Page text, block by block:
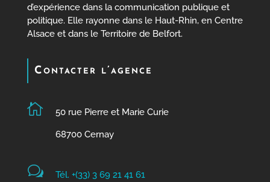
d’expérience dans la communication publique et
politique. Elle rayonne dans le Haut-Rhin, en Centre
Alsace et dans le Territoire de Belfort.
Contacter l’agence
 50 rue Pierre et Marie Curie
68700 Cernay
w Tél. +(33) 3 69 21 41 61